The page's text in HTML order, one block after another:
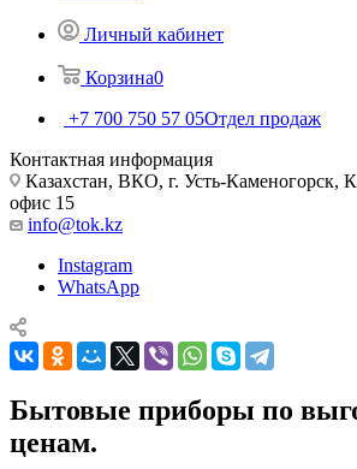
Личный кабинет
Корзина0
+7 700 750 57 05Отдел продаж
Контактная информация
Казахстан, ВКО, г. Усть-Каменогорск,
офис 15
info@tok.kz
Instagram
WhatsApp
Бытовые приборы по
ценам.